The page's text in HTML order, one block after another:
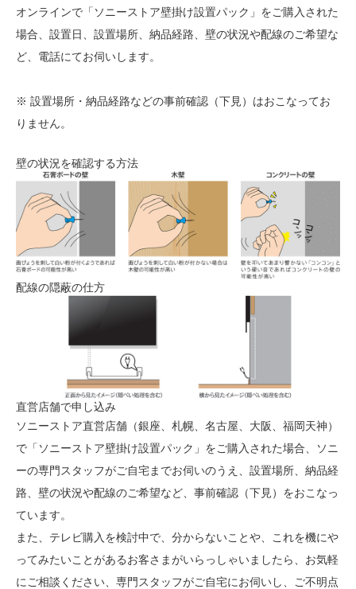
オンラインで「ソニーストア壁掛け設置パック」をご購入された
場合、設置日、設置場所、納品経路、壁の状況や配線のご希望な
ど、電話にてお伺いします。
※ 設置場所・納品経路などの事前確認（下見）はおこなってお
りません。
壁の状況を確認する方法
配線の隠蔽の仕方
直営店舗で申し込み
ソニーストア直営店舗（銀座、札幌、名古屋、大阪、福岡天神）
で「ソニーストア壁掛け設置パック」をご購入された場合、ソニ
ーの専門スタッフがご自宅までお伺いのうえ、設置場所、納品経
路、壁の状況や配線のご希望など、事前確認（下見）をおこなっ
ています。
また、テレビ購入を検討中で、分からないことや、これを機にや
ってみたいことがあるお客さまがいらっしゃいましたら、お気軽
にご相談ください、専門スタッフがご自宅にお伺いし、ご不明点